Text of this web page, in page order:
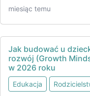
miesiąc temu
Jak budować u
rozwój (Growth
w 2026 roku
Edukacja